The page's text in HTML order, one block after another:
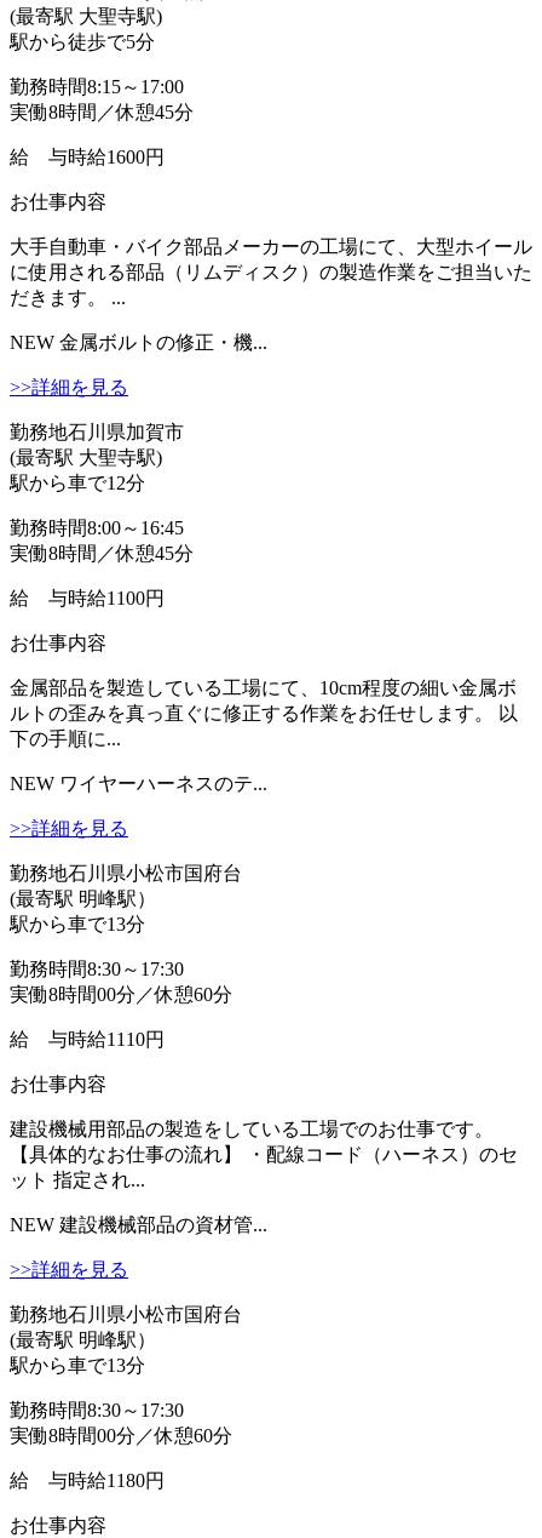
(最寄駅 大聖寺駅)
駅から徒歩で5分
勤務時間8:15～17:00
実働8時間／休憩45分
給 与時給1600円
お仕事内容
大手自動車・バイク部品メーカーの工場にて、大型ホイール
に使用される部品（リムディスク）の製造作業をご担当いた
だきます。 ...
NEW 金属ボルトの修正・機...
>>詳細を見る
勤務地石川県加賀市
(最寄駅 大聖寺駅)
駅から車で12分
勤務時間8:00～16:45
実働8時間／休憩45分
給 与時給1100円
お仕事内容
金属部品を製造している工場にて、10cm程度の細い金属ボ
ルトの歪みを真っ直ぐに修正する作業をお任せします。 以
下の手順に...
NEW ワイヤーハーネスのテ...
>>詳細を見る
勤務地石川県小松市国府台
(最寄駅 明峰駅）
駅から車で13分
勤務時間8:30～17:30
実働8時間00分／休憩60分
給 与時給1110円
お仕事内容
建設機械用部品の製造をしている工場でのお仕事です。
【具体的なお仕事の流れ】 ・配線コード（ハーネス）のセ
ット 指定され...
NEW 建設機械部品の資材管...
>>詳細を見る
勤務地石川県小松市国府台
(最寄駅 明峰駅）
駅から車で13分
勤務時間8:30～17:30
実働8時間00分／休憩60分
給 与時給1180円
お仕事内容